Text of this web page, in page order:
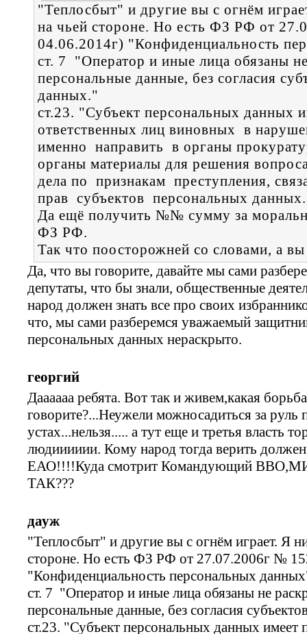
"Теплосбыт" и другие вы с огнём
на чьей стороне. Но есть ФЗ РФ от
04.06.2014г) "Конфиденциальность
ст. 7 "Оператор и иные лица обязаны
персональные данные, без согласия
данных."
ст.23. "Субъект персональных данных
ответственных лиц виновных в
именно направить в органы
органы материалы для решения
дела по признакам преступления,
прав субъектов персональных
Да ещё получить №№ сумму за
ФЗ РФ.
Так что поосторожней со словами, а
Да, что вы говорите, давайте мы сами
депутаты, что бы знали, общественные
народ должен знать все про своих
что, мы сами разберемся уважаемый
персональных данных нераскрыто.
георгий
Даааааа ребята. Вот так и живем,какая
говорите?...Неужели можносадиться за руль
устах...нельзя..... а тут еще и третья власть
людииииии. Кому народ тогда верить
ЕАО!!!!Куда смотрит Командующий
ТАК???
дауж
"Теплосбыт" и другие вы с огнём играет. Я
стороне. Но есть ФЗ РФ от 27.07.2006г №
"Конфиденциальность персональных
ст. 7 "Оператор и иные лица обязаны не
персональные данные, без согласия
ст.23. "Субъект персональных данных имеет